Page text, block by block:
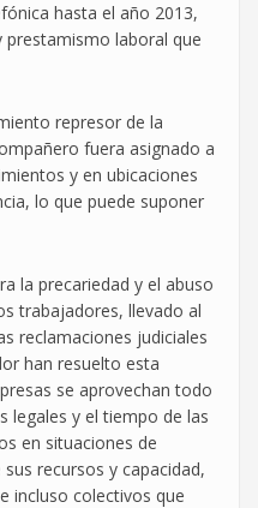
hasta el año 2013,
laboral que
represor de la
fuera asignado a
y en ubicaciones
lo que puede suponer
la precariedad y el abuso
trabajadores, llevado al
reclamaciones judiciales
han resuelto esta
se aprovechan todo
legales y el tiempo de las
en situaciones de
recursos y capacidad,
incluso colectivos que